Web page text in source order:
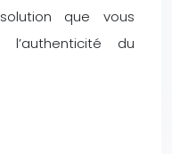
que vous
l’authenticité du